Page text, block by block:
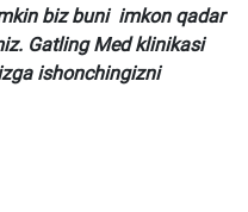
biz buni imkon qadar
Gatling Med klinikasi
ishonchingizni